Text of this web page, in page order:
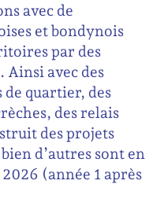
avec de
et bondynois
par des
Ainsi avec des
de quartier, des
des relais
des projets
d’autres sont en
(année 1 après